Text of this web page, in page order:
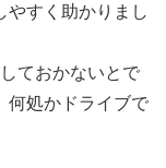
やすく助かりまし
ておかないとで
何処かドライブで